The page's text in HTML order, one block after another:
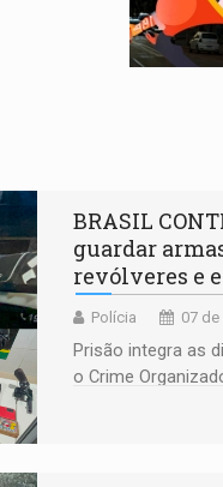
BRASIL
guardar
revólveres e
Polícia 07
Prisão integra as
o Crime